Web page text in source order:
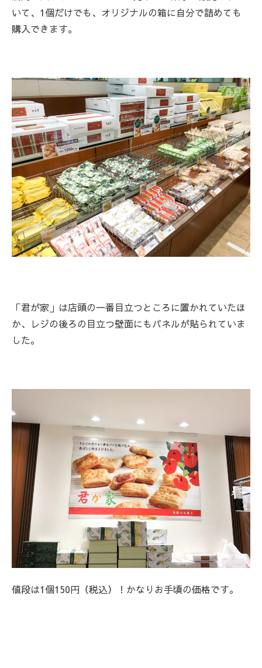
いて、1個だけでも、オリジナルの箱に自分で詰めても
購入できます。
「君が家」は店頭の一番目立つところに置かれていたほ
か、レジの後ろの目立つ壁面にもパネルが貼られていま
した。
値段は1個150円（税込）！かなりお手頃の価格です。